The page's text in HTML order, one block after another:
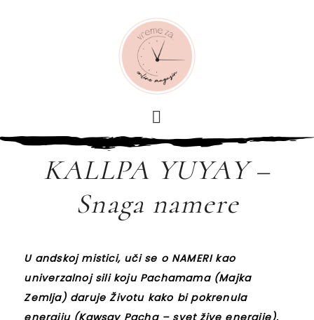
KALLPA YUYAY –
Snaga namere
U andskoj mistici, uči se o NAMERI kao
univerzalnoj sili koju Pachamama (Majka
Zemlja) daruje Životu kako bi pokrenula